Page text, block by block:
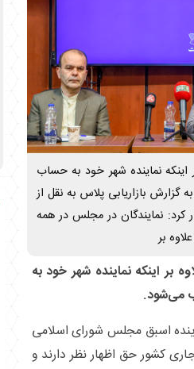
نماینده شهر خود به حساب
بازاریابی پلاس به نقل از
کرد: نمایندگان در مجلس در همه
بر
اینکه نماینده شهر خود به
می‌شود.
اسبق مجلس شورای اسلامی
کشور حق اظهار نظر دارند و